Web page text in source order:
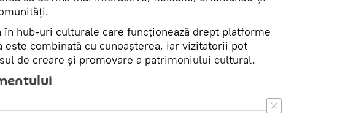
în hub-uri culturale care funcționează drept platforme
este combinată cu cunoașterea, iar vizitatorii pot
de creare și promovare a patrimoniului cultural.